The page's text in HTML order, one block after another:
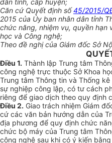
dân tỉnh, cấp huyện;
Căn cứ Quyết định số45/2015/
2015 của Ủy ban nhân dân tỉnh
chức năng, nhiệm vụ, quyền hạn
học và Công nghệ;
Theo đề nghị của Giám đốc Sở
Điều 1. Thành lập Trung tâm
công nghệ trực thuộc Sở Khoa
Trung tâm Thông tin và Thống
sự nghiệp công lập, có tư cách
riêng để giao dịch theo quy định
Điều 2. Giao trách nhiệm Giám
cứ các văn bản hướng dẫn của
địa phương để quy định chức
chức bộ máy của Trung tâm
công nghệ sau khi có ý kiến